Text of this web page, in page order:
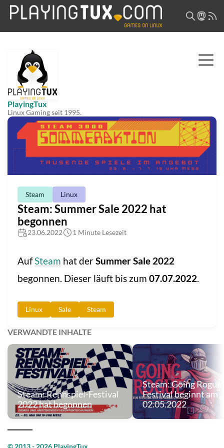
PlayingTux
Linux Gaming seit 1995.
Steam Linux
Steam: Summer Sale 2022 hat
begonnen
23.06.2022 1 Minute Lesezeit
AufSteam hat derSummer Sale 2022
begonnen. Dieser läuft bis zum 07.07.2022.
Linux Sale Steam
VERWANDTE INHALTE
Steam: Rennspiel-Festival
2022 hat begonnen
Steam: Going Rogue-
Festival beginnt am
02.05.2022
© 2013 - 2026 PlayingTux